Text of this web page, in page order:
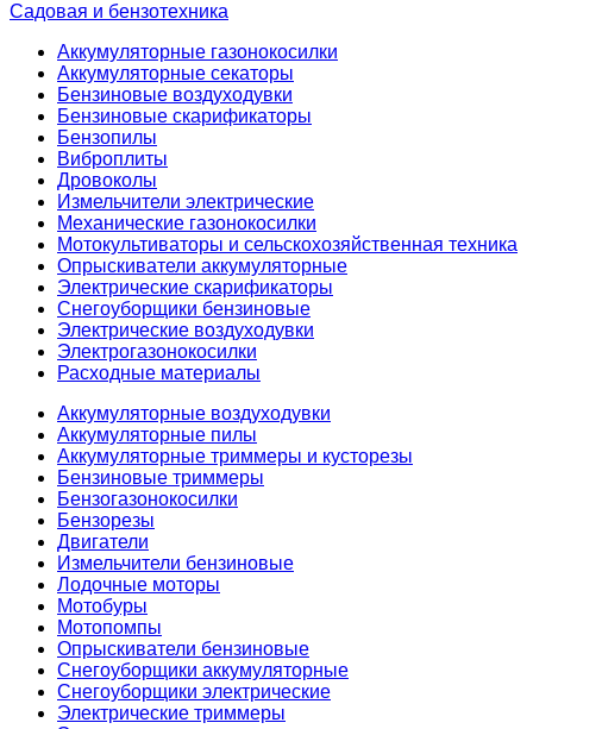
Садовая и бензотехника
Аккумуляторные газонокосилки
Аккумуляторные секаторы
Бензиновые воздуходувки
Бензиновые скарификаторы
Бензопилы
Виброплиты
Дровоколы
Измельчители электрические
Механические газонокосилки
Мотокультиваторы и сельскохозяйственная техника
Опрыскиватели аккумуляторные
Электрические скарификаторы
Снегоуборщики бензиновые
Электрические воздуходувки
Электрогазонокосилки
Расходные материалы
Аккумуляторные воздуходувки
Аккумуляторные пилы
Аккумуляторные триммеры и кусторезы
Бензиновые триммеры
Бензогазонокосилки
Бензорезы
Двигатели
Измельчители бензиновые
Лодочные моторы
Мотобуры
Мотопомпы
Опрыскиватели бензиновые
Снегоуборщики аккумуляторные
Снегоуборщики электрические
Электрические триммеры